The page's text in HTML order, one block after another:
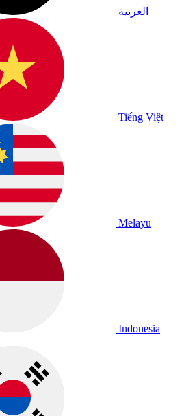
العربية
Tiếng Việt
Melayu
Indonesia